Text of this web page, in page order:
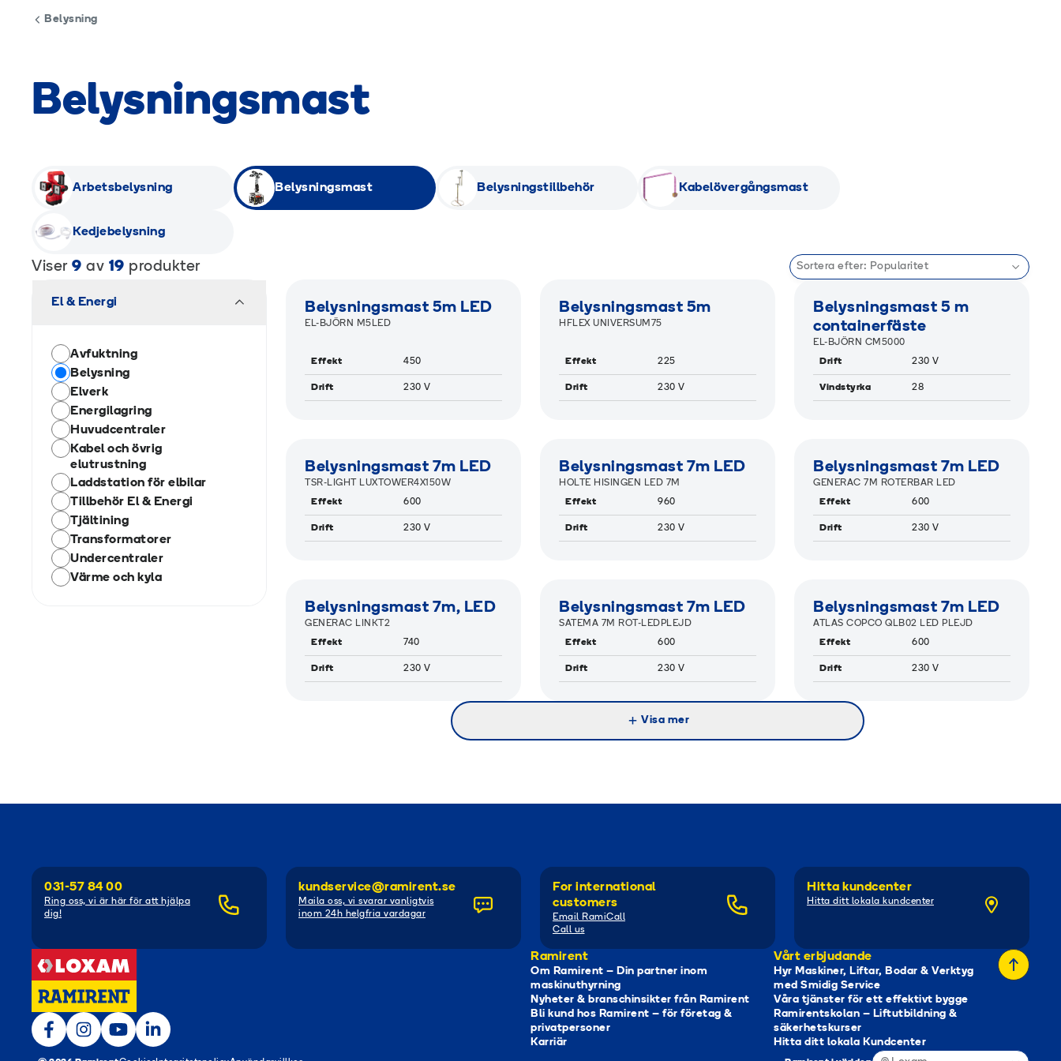
Belysning
Belysningsmast
Arbetsbelysning Belysningsmast Belysningstillbehör Kabelövergångsmast
Kedjebelysning
Viser 9 av 19 produkter Sortera efter: Popularitet
El & Energi
Avfuktning
Belysning
Elverk
Energilagring
Huvudcentraler
Kabel och övrig
elutrustning
Laddstation för elbilar
Tillbehör El & Energi
Tjältining
Transformatorer
Undercentraler
Värme och kyla
Belysningsmast 5m LED
EL-BJÖRN M5LED
Effekt 450
Drift 230 V
Belysningsmast 5m
HFLEX UNIVERSUM75
Effekt 225
Drift 230 V
Belysningsmast 5 m
containerfäste
EL-BJÖRN CM5000
Drift
230 V
Vindstyrka 28
Belysningsmast 7m LED
TSR-LIGHT LUXTOWER4X150W
Effekt
600
Drift 230 V
Belysningsmast 7m LED
HOLTE HISINGEN LED 7M
Effekt
960
Drift 230 V
Belysningsmast 7m LED
GENERAC 7M ROTERBAR LED
Effekt
600
Drift 230 V
Belysningsmast 7m, LED
GENERAC LINKT2
Effekt
740
Drift 230 V
Belysningsmast 7m LED
SATEMA 7M ROT-LEDPLEJD
Effekt
600
Drift 230 V
Belysningsmast 7m LED
ATLAS COPCO QLB02 LED PLEJD
Effekt
600
Drift 230 V
Visa mer
031-57 84 00
Ring oss, vi är här för att hjälpa
dig!
kundservice@ramirent.se
Maila oss, vi svarar vanligtvis
inom 24h helgfria vardagar
For international
customers
Email RamiCall
Call us
Hitta kundcenter
Hitta ditt lokala kundcenter
Ramirent
Om Ramirent – Din partner inom
maskinuthyrning
Nyheter & branschinsikter från Ramirent
Bli kund hos Ramirent – för företag &
privatpersoner
Karriär
Vårt erbjudande
Hyr Maskiner, Liftar, Bodar & Verktyg
med Smidig Service
Våra tjänster för ett effektivt bygge
Ramirentskolan – Liftutbildning &
säkerhetskurser
Hitta ditt lokala Kundcenter